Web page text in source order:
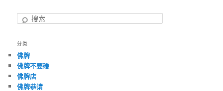
搜
分类
佛牌
佛牌不要碰
佛牌店
佛牌恭请